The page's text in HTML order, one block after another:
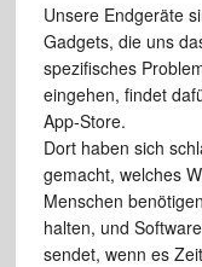
Unsere Endgeräte
Gadgets, die uns
spezifisches
eingehen, findet
App-Store.
Dort haben sich
gemacht, welches
Menschen
halten, und
sendet, wenn es